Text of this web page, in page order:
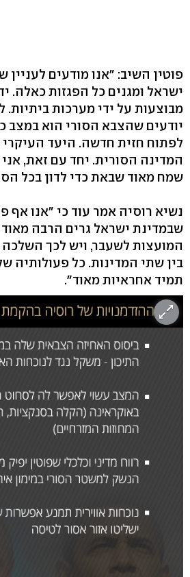
פוטין השיב: "אנו מודעים לעניין
ישראל ומגנים כל הפגזות כאלה.
מבוצעות על ידי מערכות ביתיות.
יודעים שהצבא הסורי הוא במצב
לפתוח חזית חדשה. היעד העיקרי
המדינה הסורית. יחד עם זאת,
שמח מאוד שבאת כדי לדון בכל
נשיא רוסיה אמר עוד כי "אנו אף
שבמדינת ישראל גרים הרבה מאוד
המועצות לשעבר, ויש לכך
בין שתי המדינות. כל פעולותיה
תמיד אחראיות מאוד".